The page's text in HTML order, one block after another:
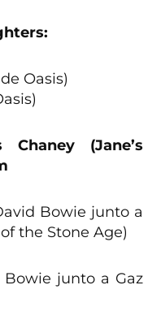
Oasis)
(Jane’s
Bowie junto a
the Stone Age)
Bowie junto a Gaz